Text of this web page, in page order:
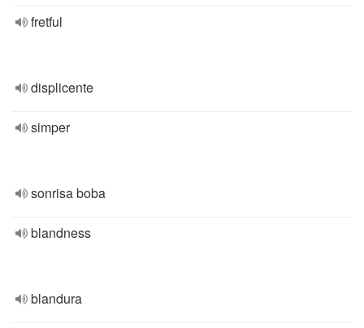
fretful
displicente
simper
sonrisa boba
blandness
blandura